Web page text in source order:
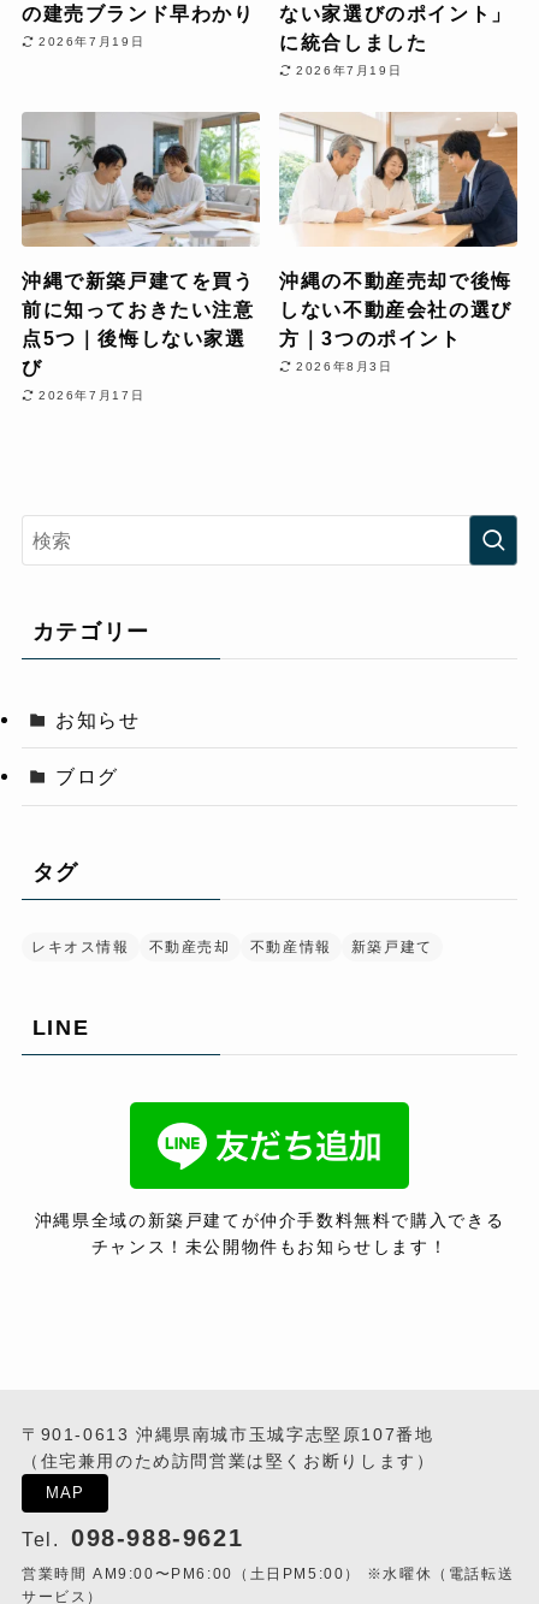
の建売ブランド早わかり
2026年7月19日
ない家選びのポイント」
に統合しました
2026年7月19日
沖縄で新築戸建てを買う
前に知っておきたい注意
点5つ｜後悔しない家選
び
2026年7月17日
沖縄の不動産売却で後悔
しない不動産会社の選び
方｜3つのポイント
2026年8月3日
カテゴリー
お知らせ
ブログ
タグ
レキオス情報 不動産売却 不動産情報 新築戸建て
LINE
沖縄県全域の新築戸建てが仲介手数料無料で購入できる
チャンス！未公開物件もお知らせします！
〒901-0613 沖縄県南城市玉城字志堅原107番地
（住宅兼用のため訪問営業は堅くお断りします）
MAP
Tel. 098-988-9621
営業時間 AM9:00〜PM6:00（土日PM5:00） ※水曜休（電話転送
サービス）